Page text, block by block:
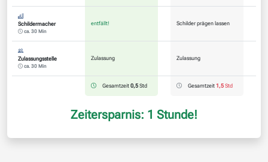
Schildermacher
ca. 30 Min
entfällt! Schilder prägen lassen
Zulassungsstelle
ca. 30 Min
Zulassung Zulassung
Gesamtzeit 0,5 Std Gesamtzeit 1,5 Std
Zeitersparnis: 1 Stunde!